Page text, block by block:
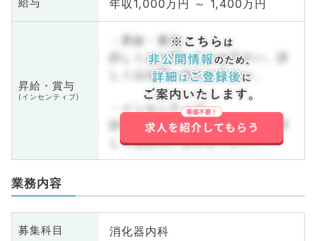
給与 年収1,000万円 ～ 1,400万円
昇給・賞与
(インセンティブ)
・昇給・賞与
詳しくはお問い合わせ下さい。詳
しくはお問い合わせ下さい。
・インセンティブ
詳しくはお問い合わせ下さい。詳
しくはお問い合わせ下さい。
業務内容
募集科目 消化器内科